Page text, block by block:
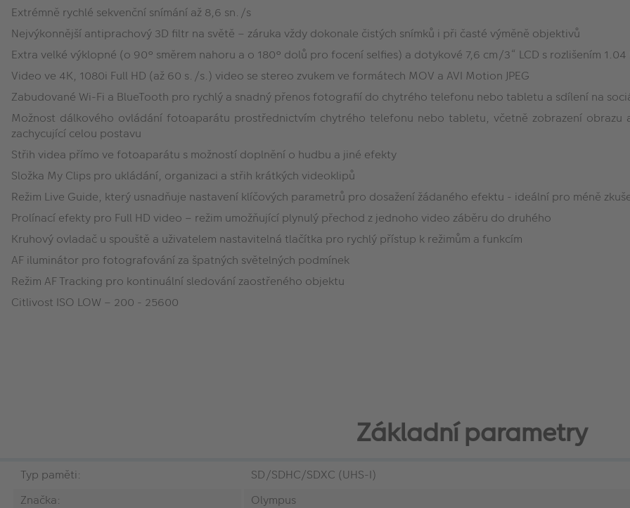
Extrémně rychlé sekvenční snímání až 8,6 sn./s
Nejvýkonnější antiprachový 3D filtr na světě – záruka vždy dokonale čistých snímků i při časté výměně objektivů
Extra velké výklopné (o 90° směrem nahoru a o 180° dolů pro focení selfies) a dotykové 7,6 cm/3“ LCD s rozlišením
Video ve 4K, 1080i Full HD (až 60 s./s.) video se stereo zvukem ve formátech MOV a AVI Motion JPEG
Zabudované Wi-Fi a BlueTooth pro rychlý a snadný přenos fotografií do chytrého telefonu nebo tabletu a sdílení na
Možnost dálkového ovládání fotoaparátu prostřednictvím chytrého telefonu nebo tabletu, včetně zobrazení
zachycující celou postavu
Střih videa přímo ve fotoaparátu s možností doplnění o hudbu a jiné efekty
Složka My Clips pro ukládání, organizaci a střih krátkých videoklipů
Režim Live Guide, který usnadňuje nastavení klíčových parametrů pro dosažení žádaného efektu - ideální pro méně
Prolínací efekty pro Full HD video – režim umožňující plynulý přechod z jednoho video záběru do druhého
Kruhový ovladač u spouště a uživatelem nastavitelná tlačítka pro rychlý přístup k režimům a funkcím
AF iluminátor pro fotografování za špatných světelných podmínek
Režim AF Tracking pro kontinuální sledování zaostřeného objektu
Citlivost ISO LOW – 200 - 25600
Základní parametry
Typ paměti:
SD/SDHC/SDXC (UHS-I)
Značka:
Olympus